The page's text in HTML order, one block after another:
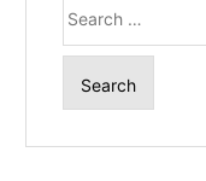
for: